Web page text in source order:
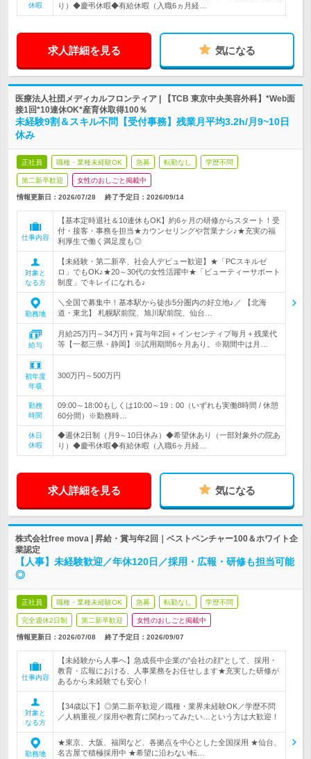
休暇
り）◆慶弔休暇◆有給休暇（入職6ヵ月経…
求人詳細を見る 気になる
医療法人社団メディカルフロンティア | 【TCB 東京中央美容外科】*Web面
接1回*10連休OK*産育休取得100％
未経験9割＆スキル不問【受付事務】残業月平均3.2h/月9~10日
休み
正社員 職種・業種未経験OK 急募 転勤なし 学歴不問
第二新卒歓迎 女性のおしごと掲載中
情報更新日：2026/07/28 終了予定日： 2026/09/14
仕事内容
【基本定時退社＆10連休もOK】約6ヶ月の研修からスタート！受
付・接客・事務を担当★カウンセリングや営業ナシ♪★充実の福
利厚生で働く満足度も◎
対象と
なる方
【未経験・第二新卒、社会人デビュー歓迎】★「PCスキルゼ
ロ」でもOK♪★20～30代の女性活躍中★「ビューティーサポート
制度」でキレイになれる♪
勤務地
＼全国で募集中！基本駅から徒歩5分圏内の好立地♪／ 【北海
道・東北】 札幌駅前院、旭川駅前院、仙台…
給与
月給25万円～34万円＋賞与年2回＋インセンティブ毎月＋残業代
等【一都三県・静岡】※試用期間6ヶ月あり。※期間中は月…
初年度
年収
300万円～500万円
勤務
時間
09:00～18:00もしくは10:00～19：00（いずれも実働8時間 / 休憩
60分間）※勤務時…
休日
休暇
◆週休2日制（月9～10日休み）◆希望休あり（一部対象外の院あ
り）◆慶弔休暇◆有給休暇（入職6ヶ月経…
求人詳細を見る 気になる
株式会社free mova | 昇給・賞与年2回｜ベストベンチャー100＆ホワイト企
業認定
【人事】未経験歓迎／年休120日／採用・広報・研修も担当可能
◎
正社員 職種・業種未経験OK 急募 転勤なし 学歴不問
完全週休2日制 第二新卒歓迎 女性のおしごと掲載中
情報更新日：2026/07/08 終了予定日： 2026/09/07
仕事内容
【未経験から人事へ】急成長中企業の"会社の顔"として、採用・
教育・広報における、人事業務をお任せします★充実した研修が
あるから未経験でも安心！
対象と
なる方
【34歳以下】◎第二新卒歓迎／職種・業界未経験OK／学歴不問
／人柄重視／採用や教育に関わってみたい…という方は大歓迎！
勤務地
★東京、大阪、福岡など、各拠点を中心とした全国採用 ★仙台、
名古屋で積極採用中 ★希望に沿わない転…